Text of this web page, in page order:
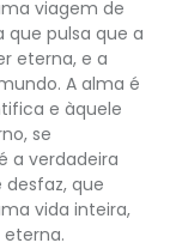
viagem de
que pulsa que a
eterna, e a
A alma é
e àquele
se
a verdadeira
que
vida inteira,